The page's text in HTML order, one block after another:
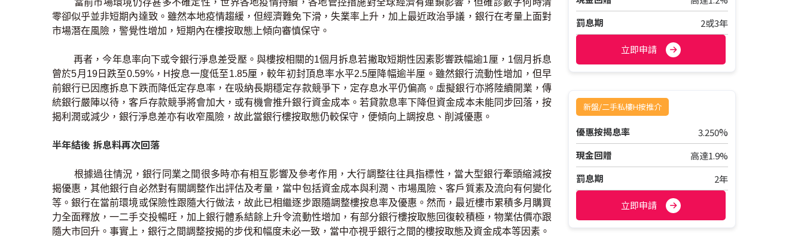
零卻似乎並非短期內達致。雖然本地疫情趨緩，但經濟難免下滑，失業率上升，加上最近政治爭議，銀行在考量上面對
市場潛在風險，警覺性增加，短期內在樓按取態上傾向審慎保守。
再者，今年息率向下或令銀行淨息差受壓。與樓按相關的1個月拆息若撇取短期性因素影響跌幅逾1厘，1個月拆息
曾於5月19日跌至0.59%，H按息一度低至1.85厘，較年初封頂息率水平2.5厘降幅逾半厘。雖然銀行流動性增加，但早
前銀行已因應拆息下跌而降低定存息率，在吸納長期穩定存款競爭下，定存息水平仍偏高。虛擬銀行亦將陸續開業，傳
統銀行嚴陣以待，客戶存款競爭將會加大，或有機會推升銀行資金成本。若貸款息率下降但資金成本未能同步回落，按
揭利潤或減少，銀行淨息差亦有收窄風險，故此當銀行樓按取態仍較保守，便傾向上調按息、削減優惠。
半年結後 拆息料再次回落
根據過往情況，銀行同業之間很多時亦有相互影響及參考作用，大行調整往往具指標性，當大型銀行牽頭縮減按
揭優惠，其他銀行自必然對有關調整作出評估及考量，當中包括資金成本與利潤、市場風險、客戶質素及流向有何變化
等。銀行在當前環境或保險性跟隨大行做法，故此已相繼逐步跟隨調整樓按息率及優惠。然而，最近樓市累積多月購買
力全面釋放，一二手交投暢旺，加上銀行體系結餘上升令流動性增加，有部分銀行樓按取態回復較積極，物業估價亦跟
隨大市回升。事實上，銀行之間調整按揭的步伐和幅度未必一致，當中亦視乎銀行之間的樓按取態及資金成本等因素。
罰息期
2或3年
立即申請
新盤/二手私樓H按推介
優惠按揭息率 3.250%
現金回贈
高達1.9%
罰息期
2年
立即申請